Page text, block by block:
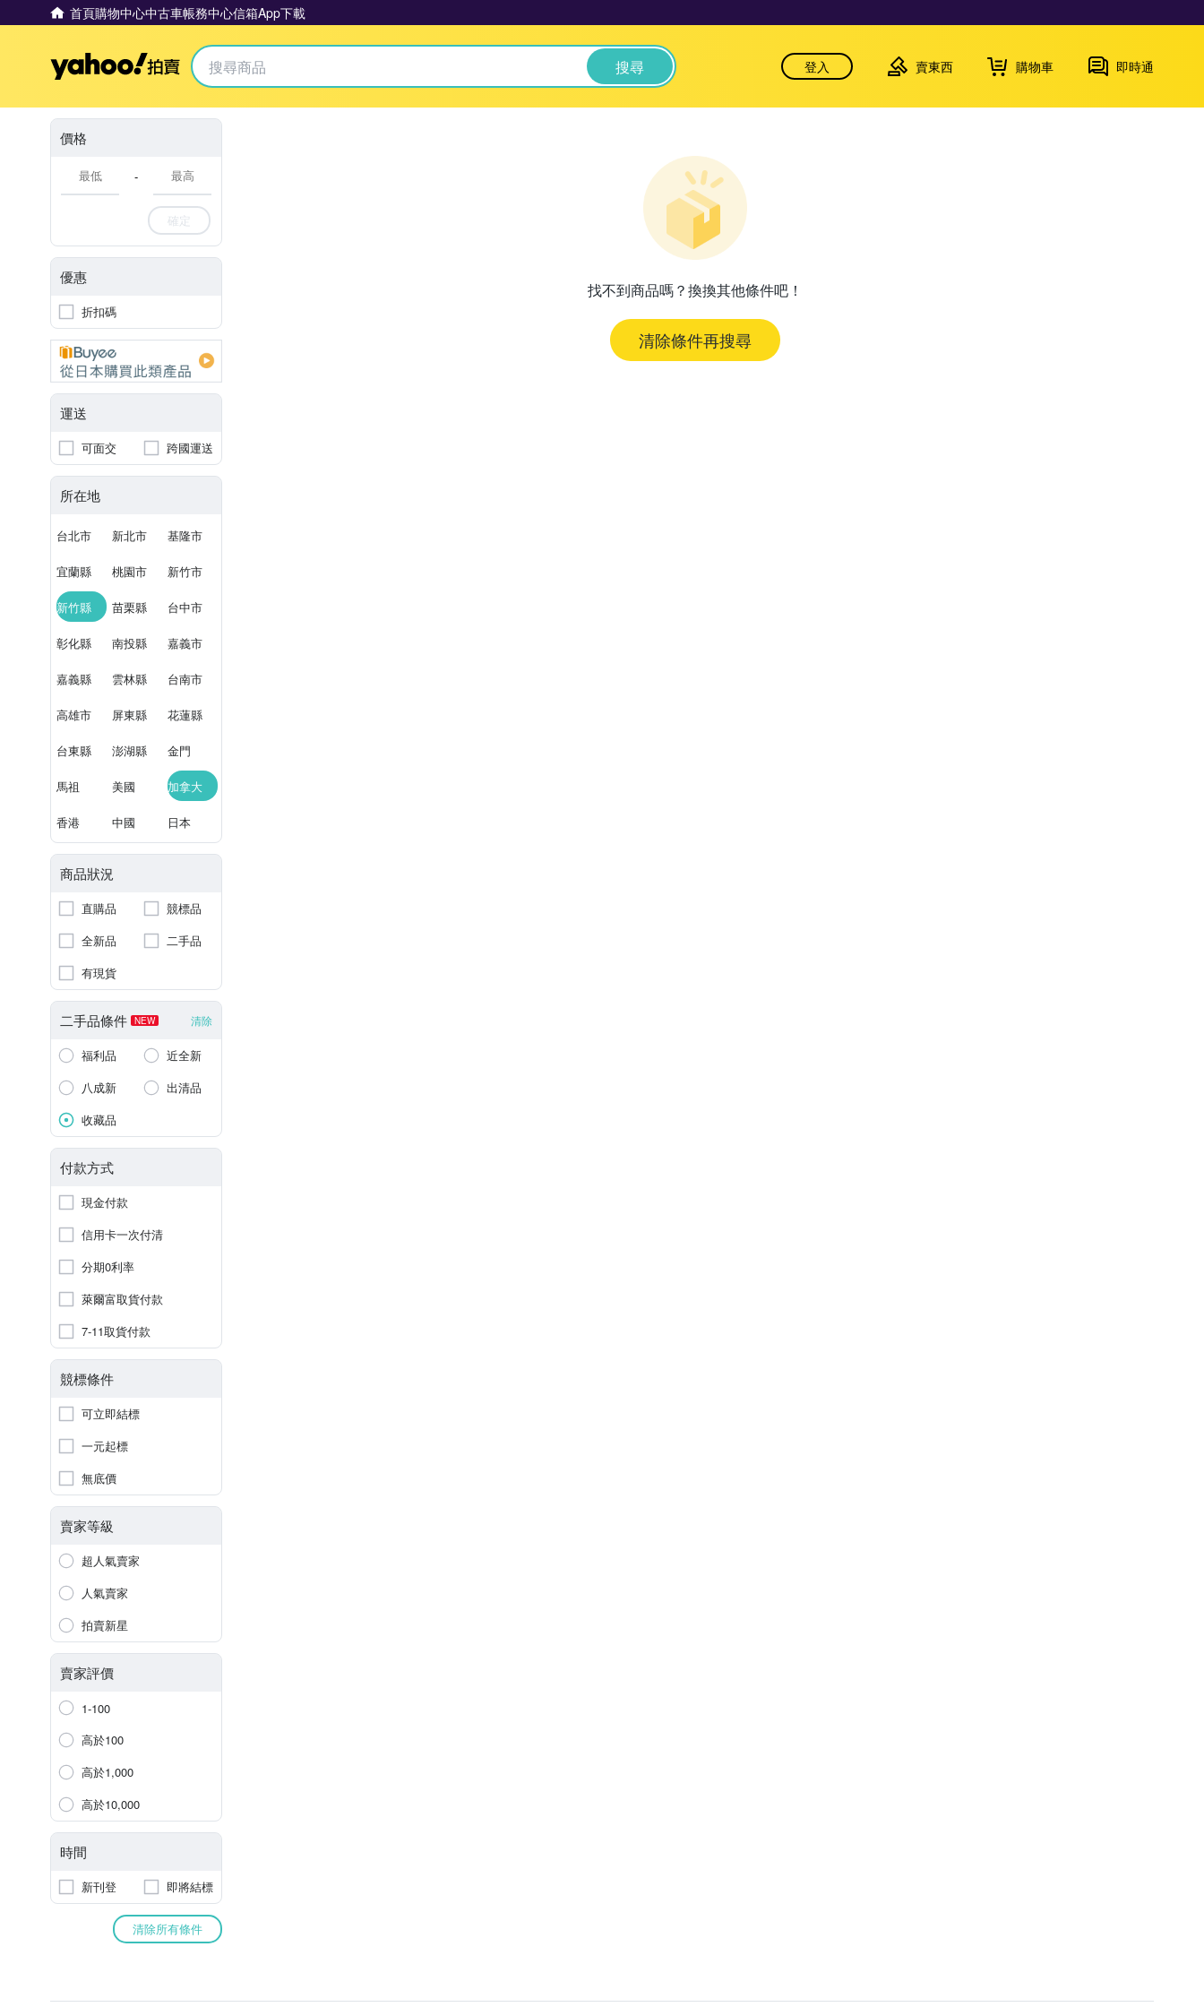
首頁購物中心中古車帳務中心信箱App下載
Yahoo拍賣 搜尋 登入 賣東西 購物車 即時通
價格
-
確定
優惠
折扣碼
運送
可面交 跨國運送
所在地
台北市 新北市 基隆市
宜蘭縣 桃園市 新竹市
新竹縣 苗栗縣 台中市
彰化縣 南投縣 嘉義市
嘉義縣 雲林縣 台南市
高雄市 屏東縣 花蓮縣
台東縣 澎湖縣 金門
馬祖 美國 加拿大
香港 中國 日本
商品狀況
直購品
競標品
全新品
二手品
有現貨
二手品條件 NEW 清除
福利品
近全新
八成新
出清品
收藏品
付款方式
現金付款
信用卡一次付清
分期0利率
萊爾富取貨付款
7-11取貨付款
競標條件
可立即結標
一元起標
無底價
賣家等級
超人氣賣家
人氣賣家
拍賣新星
賣家評價
1-100
高於100
高於1,000
高於10,000
時間
新刊登 即將結標
清除所有條件
找不到商品嗎？換換其他條件吧！
清除條件再搜尋